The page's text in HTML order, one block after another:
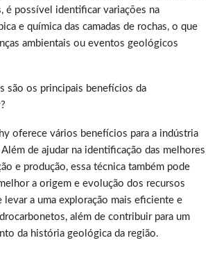
é possível identificar variações na
e química das camadas de rochas, o que
ambientais ou eventos geológicos
são os principais benefícios da
oferece vários benefícios para a indústria
de ajudar na identificação das melhores
e produção, essa técnica também pode
a origem e evolução dos recursos
levar a uma exploração mais eficiente e
além de contribuir para um
da história geológica da região.